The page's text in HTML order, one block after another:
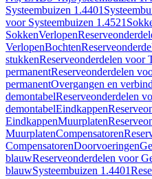
Systeembuizen 1.4401
voor Systeembuizen 1.4521
SokkenVerlopen
VerlopenBochten
stukkenReserveonderdelen voor
permanentReserveonderdelen
permanentOvergangen en
demontabelReserveonderdelen
demontabelEindkappen
EindkappenMuurplaten
MuurplatenCompensatoren
CompensatorenDoorvoeringen
blauwReserveonderdelen voor
blauwSysteembuizen 1.4401